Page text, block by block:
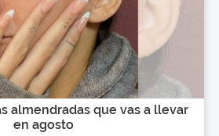
almendradas que vas a llevar
en agosto